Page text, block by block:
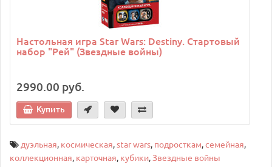
Настольная игра Star Wars: Destiny. Стартовый
набор "Рей" (Звездные войны)
2990.00 руб.
Купить
дуэльная космическая star wars подросткам семейная
коллекционная карточная кубики Звездные войны